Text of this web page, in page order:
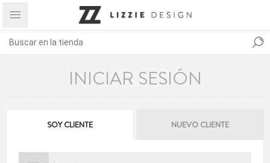
INICIAR SESIÓN
SOY CLIENTE NUEVO CLIENTE